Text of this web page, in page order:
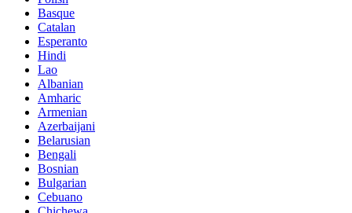
Basque
Catalan
Esperanto
Hindi
Lao
Albanian
Amharic
Armenian
Azerbaijani
Belarusian
Bengali
Bosnian
Bulgarian
Cebuano